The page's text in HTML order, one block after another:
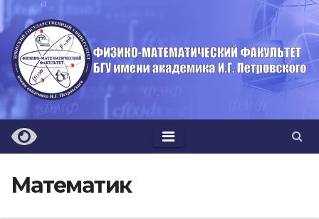
Перейти
к
содержимому
Математик